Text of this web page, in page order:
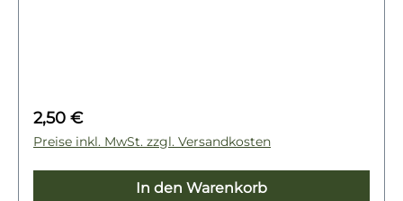
bis hin zu Party-Accessoires. Mit seiner
markanten Typografie bringt das Motiv
Kreationen.Ob für Shirts, Kissen, Beutel,
Regulärer Preis:
2,50 €
Preise inkl. MwSt. zzgl. Versandkosten
In den Warenkorb